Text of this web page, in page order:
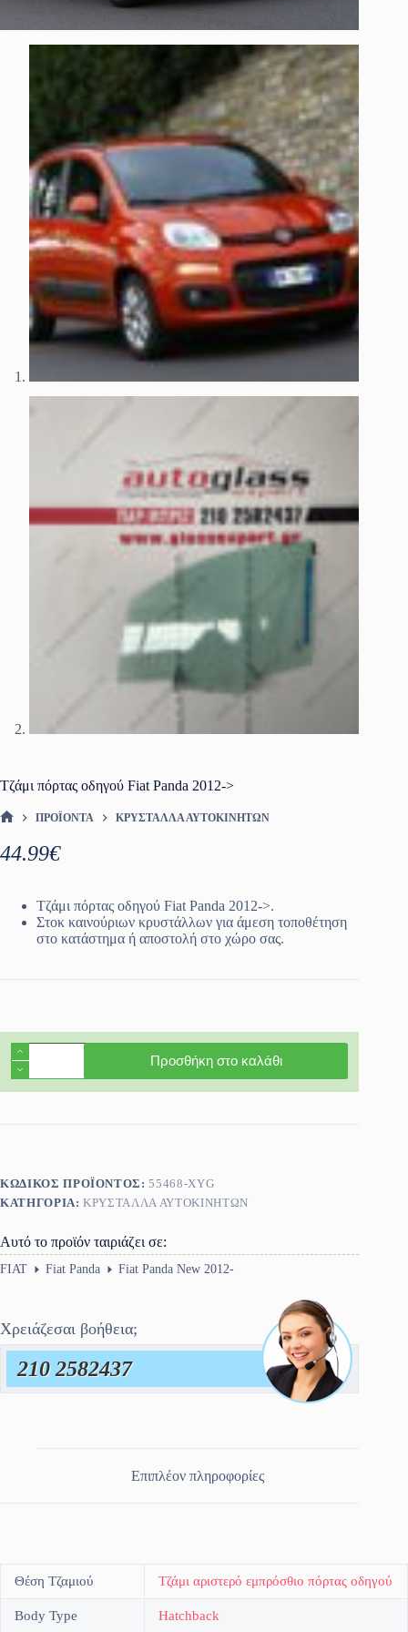
Τζάμι πόρτας οδηγού Fiat Panda 2012->
ΠΡΟΪΌΝΤΑ ΚΡΎΣΤΑΛΛΑ ΑΥΤΟΚΙΝΉΤΩΝ
44.99€
Τζάμι πόρτας οδηγού Fiat Panda 2012->.
Στοκ καινούριων κρυστάλλων για άμεση τοποθέτηση
στο κατάστημα ή αποστολή στο χώρο σας.
Τζάμι
πόρτας
οδηγού
Fiat
Προσθήκη στο καλάθι
ΚΩΔΙΚΌΣ ΠΡΟΪΌΝΤΟΣ:55468-XYG
ΚΑΤΗΓΟΡΊΑ:ΚΡΎΣΤΑΛΛΑ ΑΥΤΟΚΙΝΉΤΩΝ
Αυτό το προϊόν ταιριάζει σε:
FIAT Fiat Panda Fiat Panda New 2012-
Χρειάζεσαι βοήθεια;
210 2582437
Επιπλέον πληροφορίες
Θέση Τζαμιού Τζάμι αριστερό εμπρόσθιο πόρτας οδηγού
Body Type Hatchback